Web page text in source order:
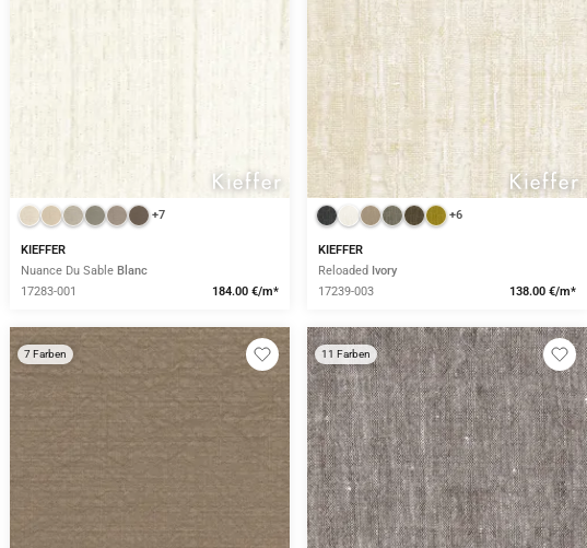
+7
KIEFFER
Nuance Du Sable Blanc
17283-001
184.00 €/m*
+6
KIEFFER
Reloaded Ivory
17239-003
138.00 €/m*
7 Farben 11 Farben